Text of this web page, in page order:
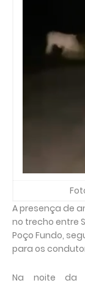
A presença de
no trecho entre
Poço Fundo,
para os
Na noite da